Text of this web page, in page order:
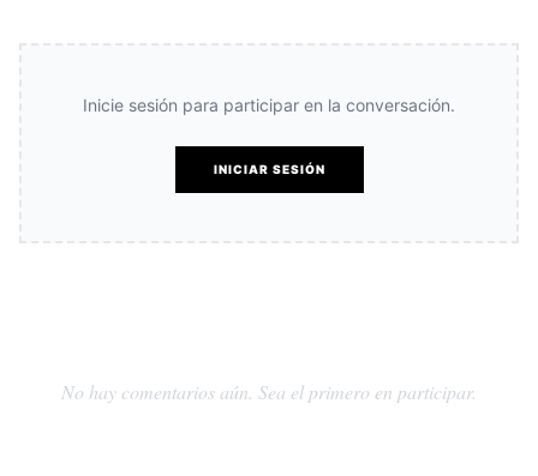
Inicie sesión para participar en la conversación.
INICIAR SESIÓN
No hay comentarios aún. Sea el primero en participar.